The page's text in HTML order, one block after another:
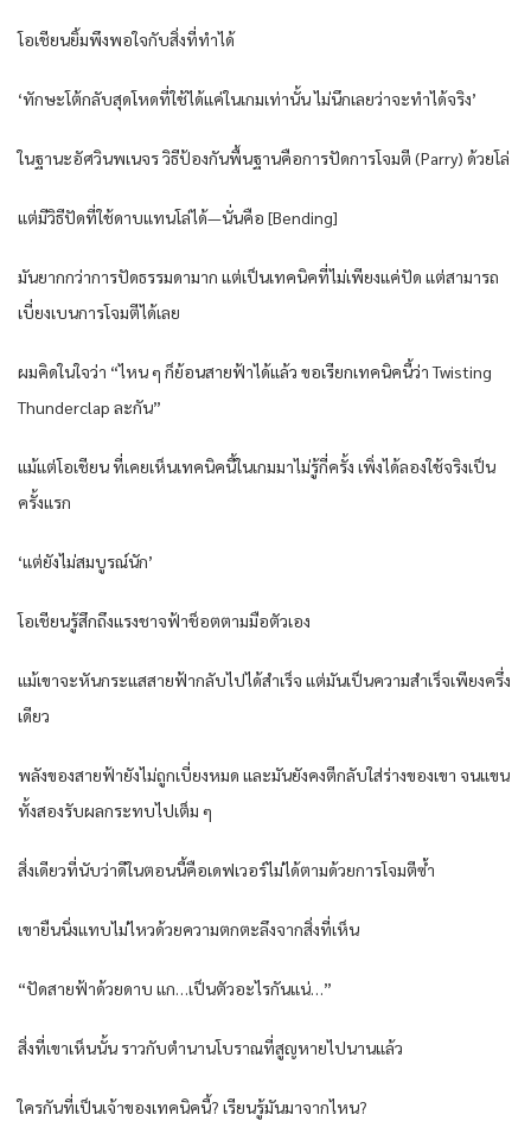
โอเชียนยิ้มพึงพอใจกับสิ่งที่ทำได้
‘ทักษะโต้กลับสุดโหดที่ใช้ได้แค่ในเกมเท่านั้น ไม่นึกเลยว่าจะทำได้จริง’
ในฐานะอัศวินพเนจร วิธีป้องกันพื้นฐานคือการปัดการโจมตี (Parry) ด้วยโล่
แต่มีวิธีปัดที่ใช้ดาบแทนโล่ได้—นั่นคือ [Bending]
มันยากกว่าการปัดธรรมดามาก แต่เป็นเทคนิคที่ไม่เพียงแค่ปัด แต่สามารถ
เบี่ยงเบนการโจมตีได้เลย
ผมคิดในใจว่า “ไหน ๆ ก็ย้อนสายฟ้าได้แล้ว ขอเรียกเทคนิคนี้ว่า Twisting
Thunderclap ละกัน”
แม้แต่โอเชียน ที่เคยเห็นเทคนิคนี้ในเกมมาไม่รู้กี่ครั้ง เพิ่งได้ลองใช้จริงเป็น
ครั้งแรก
‘แต่ยังไม่สมบูรณ์นัก’
โอเชียนรู้สึกถึงแรงชาจฟ้าช็อตตามมือตัวเอง
แม้เขาจะหันกระแสสายฟ้ากลับไปได้สำเร็จ แต่มันเป็นความสำเร็จเพียงครึ่ง
เดียว
พลังของสายฟ้ายังไม่ถูกเบี่ยงหมด และมันยังคงตีกลับใส่ร่างของเขา จนแขน
ทั้งสองรับผลกระทบไปเต็ม ๆ
สิ่งเดียวที่นับว่าดีในตอนนี้คือเดฟเวอร์ไม่ได้ตามด้วยการโจมตีซ้ำ
เขายืนนิ่งแทบไม่ไหวด้วยความตกตะลึงจากสิ่งที่เห็น
“ปัดสายฟ้าด้วยดาบ แก…เป็นตัวอะไรกันแน่…”
สิ่งที่เขาเห็นนั้น ราวกับตำนานโบราณที่สูญหายไปนานแล้ว
ใครกันที่เป็นเจ้าของเทคนิคนี้? เรียนรู้มันมาจากไหน?